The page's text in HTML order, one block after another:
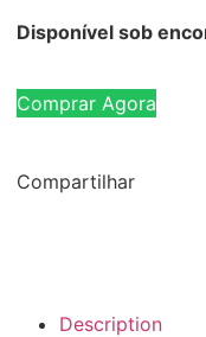
Disponível sob
Comprar Agora
Compartilhar
Description